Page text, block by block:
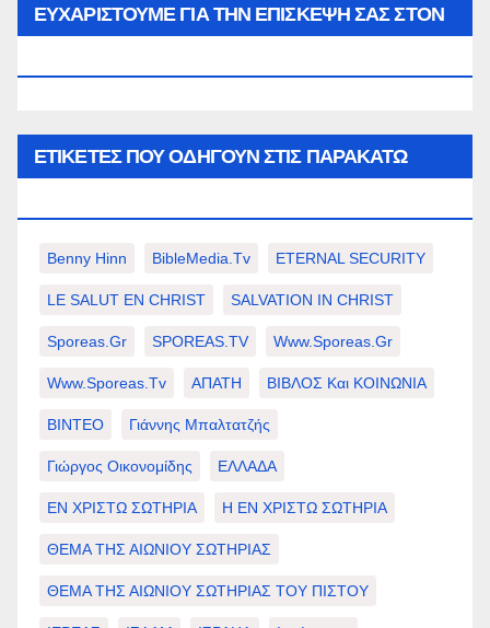
ΕΥΧΑΡΙΣΤΟΥΜΕ ΓΙΑ ΤΗΝ ΕΠΙΣΚΕΨΗ ΣΑΣ ΣΤΟΝ
ΕΤΙΚΈΤΕΣ ΠΟΥ ΟΔΗΓΟΎΝ ΣΤΙΣ ΠΑΡΑΚΆΤΩ
Benny Hinn BibleMedia.tv ETERNAL SECURITY
LE SALUT EN CHRIST SALVATION IN CHRIST
Sporeas.gr SPOREAS.TV Www.sporeas.gr
Www.sporeas.tv ΑΠΑΤΗ ΒΙΒΛΟΣ Και ΚΟΙΝΩΝΙΑ
ΒΙΝΤΕΟ Γιάννης Μπαλτατζής
Γιώργος Οικονομίδης ΕΛΛΑΔΑ
ΕΝ ΧΡΙΣΤΩ ΣΩΤΗΡΙΑ Η ΕΝ ΧΡΙΣΤΩ ΣΩΤΗΡΙΑ
ΘΕΜΑ ΤΗΣ ΑΙΩΝΙΟΥ ΣΩΤΗΡΙΑΣ
ΘΕΜΑ ΤΗΣ ΑΙΩΝΙΟΥ ΣΩΤΗΡΙΑΣ ΤΟΥ ΠΙΣΤΟΥ